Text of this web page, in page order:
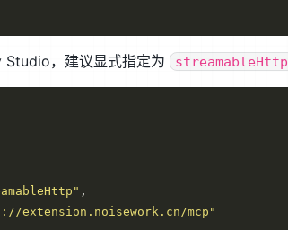
，建议显式指定为 streamableHttp
extension.noisework.cn/mcp"